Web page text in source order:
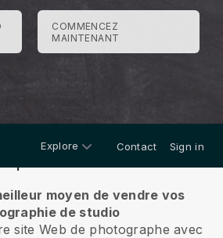
COMMENCEZ
MAINTENANT
Explore Contact Sign in
moyen de vendre vos
de studio
site Web de photographe avec